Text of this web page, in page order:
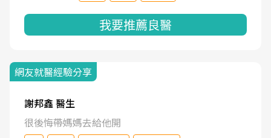
我要推薦良醫
網友就醫經驗分享
謝邦鑫 醫生
很後悔帶媽媽去給他開